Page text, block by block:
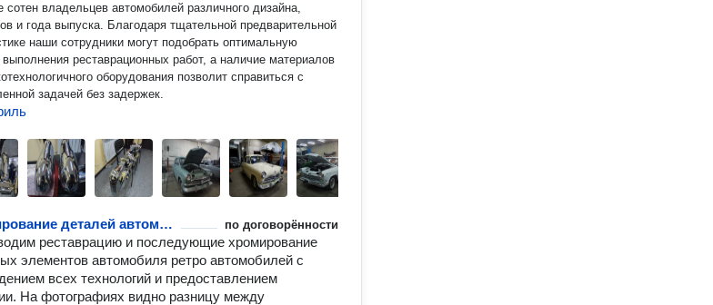
сотен владельцев автомобилей различного дизайна,
и года выпуска. Благодаря тщательной предварительной
наши сотрудники могут подобрать оптимальную
выполнения реставрационных работ, а наличие материалов
оборудования позволит справиться с
задачей без задержек.
Хромирование деталей автомобиля по договорённости
реставрацию и последующие хромирование
элементов автомобиля ретро автомобилей с
всех технологий и предоставлением
На фотографиях видно разницу между